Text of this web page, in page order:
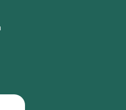
hoặc điều trị y khoa.
viện Đa khoa Hồng Ngọc
tin bổ ích khác:
BenhvienHongNgoc/